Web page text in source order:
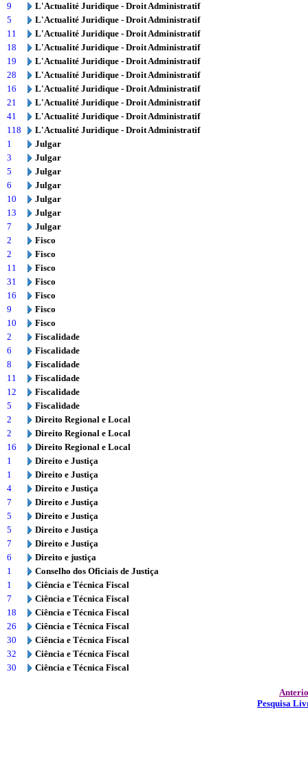
9
L'Actualité Juridique - Droit Administratif
5
L'Actualité Juridique - Droit Administratif
11
L'Actualité Juridique - Droit Administratif
18
L'Actualité Juridique - Droit Administratif
19
L'Actualité Juridique - Droit Administratif
28
L'Actualité Juridique - Droit Administratif
16
L'Actualité Juridique - Droit Administratif
21
L'Actualité Juridique - Droit Administratif
41
L'Actualité Juridique - Droit Administratif
118
L'Actualité Juridique - Droit Administratif
1
Julgar
3
Julgar
5
Julgar
6
Julgar
10
Julgar
13
Julgar
7
Julgar
2
Fisco
2
Fisco
11
Fisco
31
Fisco
16
Fisco
9
Fisco
10
Fisco
2
Fiscalidade
6
Fiscalidade
8
Fiscalidade
11
Fiscalidade
12
Fiscalidade
5
Fiscalidade
2
Direito Regional e Local
2
Direito Regional e Local
16
Direito Regional e Local
1
Direito e Justiça
1
Direito e Justiça
4
Direito e Justiça
7
Direito e Justiça
5
Direito e Justiça
5
Direito e Justiça
7
Direito e Justiça
6
Direito e justiça
1
Conselho dos Oficiais de Justiça
1
Ciência e Técnica Fiscal
7
Ciência e Técnica Fiscal
18
Ciência e Técnica Fiscal
26
Ciência e Técnica Fiscal
30
Ciência e Técnica Fiscal
32
Ciência e Técnica Fiscal
30
Ciência e Técnica Fiscal
Pesquisa